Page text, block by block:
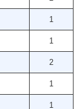
1
1
2
1
1